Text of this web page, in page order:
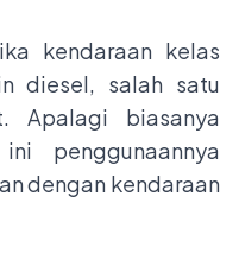
kendaraan kelas
diesel, salah satu
Apalagi biasanya
penggunaannya
dengan kendaraan